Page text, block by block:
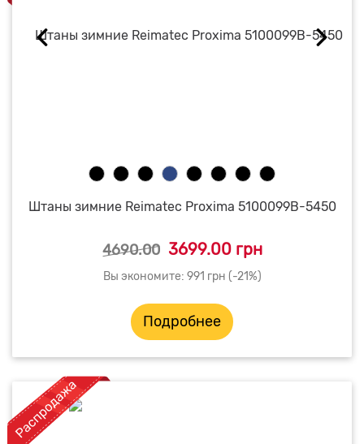
Штаны зимние Reimatec Proxima 5100099B-5450
4690.00 3699.00 грн
Вы экономите: 991 грн (-21%)
Подробнее